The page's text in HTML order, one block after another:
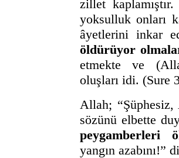
zillet
yoksulluk onları
âyetlerini inkar
öldürüyor
etmekte ve
oluşları idi. (Sure
Allah;
sözünü elbette
peygamberleri
yangın azabını!”